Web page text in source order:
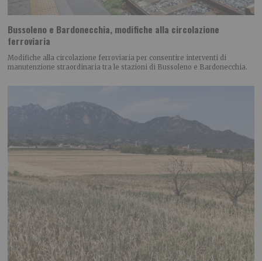
Bussoleno e Bardonecchia, modifiche alla circolazione
ferroviaria
Modifiche alla circolazione ferroviaria per consentire interventi di
manutenzione straordinaria tra le stazioni di Bussoleno e Bardonecchia.